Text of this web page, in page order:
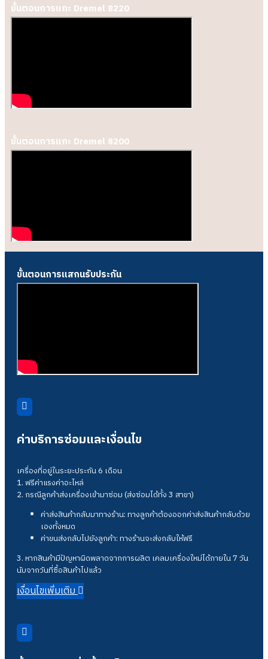
ขั้นตอนการแกะ Dremel 8220
ขั้นตอนการแกะ Dremel 8200
ขั้นตอนการแสกนรับประกัน
ค่าบริการซ่อมและเงื่อนไข
เครื่องที่อยู่ในระยะประกัน 6 เดือน
1. ฟรีค่าแรงค่าอะไหล่
2. กรณีลูกค้าส่งเครื่องเข้ามาซ่อม (ส่งซ่อมได้ทั้ง 3 สาขา)
ค่าส่งสินค้ากลับมาทางร้าน: ทางลูกค้าต้องออกค่าส่งสินค้ากลับด้วย
เองทั้งหมด
ค่าขนส่งกลับไปยังลูกค้า: ทางร้านจะส่งกลับให้ฟรี
3. หากสินค้ามีปัญหาผิดพลาดจากการผลิต เคลมเครื่องใหม่ได้ภายใน 7 วัน
นับจากวันที่ซื้อสินค้าไปแล้ว
เงื่อนไขเพิ่มเติม